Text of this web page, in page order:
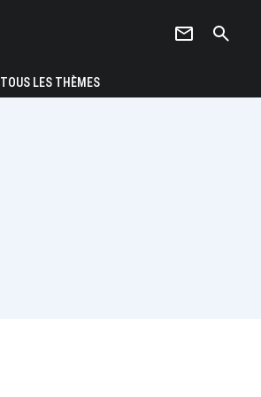
newsletter search
TOUS LES THÈMES